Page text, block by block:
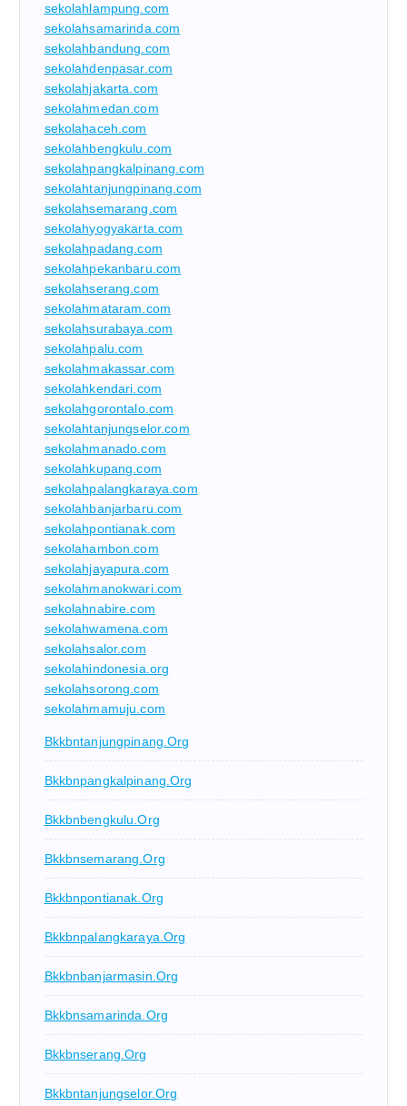
sekolahlampung.com
sekolahsamarinda.com
sekolahbandung.com
sekolahdenpasar.com
sekolahjakarta.com
sekolahmedan.com
sekolahaceh.com
sekolahbengkulu.com
sekolahpangkalpinang.com
sekolahtanjungpinang.com
sekolahsemarang.com
sekolahyogyakarta.com
sekolahpadang.com
sekolahpekanbaru.com
sekolahserang.com
sekolahmataram.com
sekolahsurabaya.com
sekolahpalu.com
sekolahmakassar.com
sekolahkendari.com
sekolahgorontalo.com
sekolahtanjungselor.com
sekolahmanado.com
sekolahkupang.com
sekolahpalangkaraya.com
sekolahbanjarbaru.com
sekolahpontianak.com
sekolahambon.com
sekolahjayapura.com
sekolahmanokwari.com
sekolahnabire.com
sekolahwamena.com
sekolahsalor.com
sekolahindonesia.org
sekolahsorong.com
sekolahmamuju.com
Bkkbntanjungpinang.org
Bkkbnpangkalpinang.org
Bkkbnbengkulu.org
Bkkbnsemarang.org
Bkkbnpontianak.org
Bkkbnpalangkaraya.org
Bkkbnbanjarmasin.org
Bkkbnsamarinda.org
Bkkbnserang.org
Bkkbntanjungselor.org